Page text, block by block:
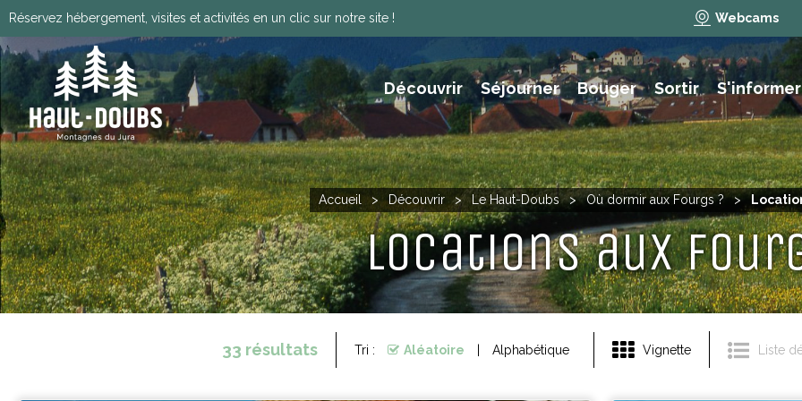
Réservez hébergement, visites et activités en un clic sur notre site ! Webcams
Découvrir Séjourner Bouger Sortir S'informer
Accueil > Découvrir > Le Haut-Doubs > Où dormir aux Fourgs ? >
Locations aux
Vignette Liste
33 résultats Tri : Aléatoire Alphabétique